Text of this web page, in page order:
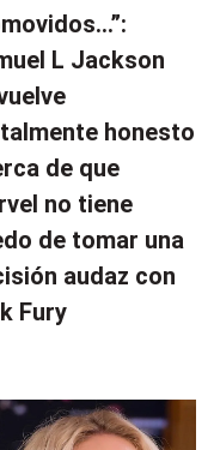
L Jackson
honesto
de que
no tiene
de tomar una
audaz con
Fury